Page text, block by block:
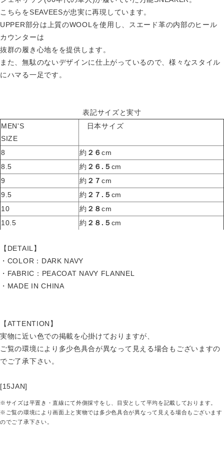
こちらをSEAVEESが忠実に再現しています。
UPPER部分は上質のWOOLを使用し、スエード革の内部のヒール
カウンターは
抜群の履き心地をを提供します。
また、無駄のないデザインに仕上がっているので、様々なスタイル
にハマる一足です。
表記サイズと実寸
MEN'S
SIZE
日本サイズ
8 約 ２６cm
8.5
約 ２６.５ cm
9
約 ２７cm
9.5
約 ２７.５ cm
10
約 ２８cm
10.5
約 ２８.５ cm
【DETAIL】
・COLOR：DARK NAVY
・FABRIC：PEACOAT NAVY FLANNEL
・MADE IN CHINA
【ATTENTION】
実物に近い色での掲載を心掛けておりますが、
ご覧の環境により多少色具合が異なって見える場合もございますの
でご了承下さい。
[15JAN]
※サイズは平置き・直線にて外側採寸をし、目安として平均を記載しております。
※ご覧の環境により画面上と実物では多少色具合が異なって見える場合もございます
のでご了承下さい。